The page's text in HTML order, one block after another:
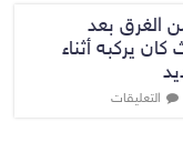
الغرق بعد
يركبه أثناء
التعليقات